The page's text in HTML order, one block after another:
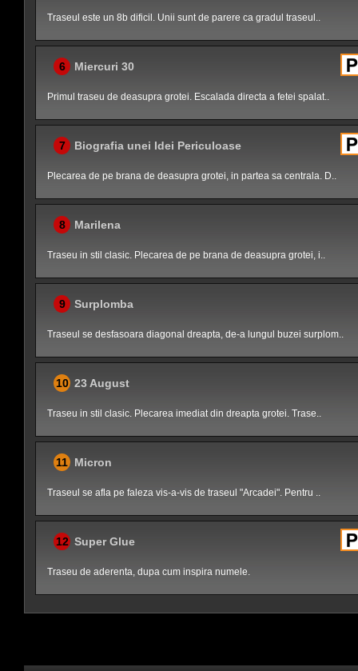
Traseul este un 8b dificil. Unii sunt de parere ca gradul traseul..
6 Miercuri 30
Primul traseu de deasupra grotei. Escalada directa a fetei spalat..
7 Biografia unei Idei Periculoase
Plecarea de pe brana de deasupra grotei, in partea sa centrala. D..
8 Marilena
Traseu in stil clasic. Plecarea de pe brana de deasupra grotei, i..
9 Surplomba
Traseul se desfasoara diagonal dreapta, de-a lungul buzei surplom..
10 23 August
Traseu in stil clasic. Plecarea imediat din dreapta grotei. Trase..
11 Micron
Traseul se afla pe faleza vis-a-vis de traseul "Arcadei". Pentru ..
12 Super Glue
Traseu de aderenta, dupa cum inspira numele.